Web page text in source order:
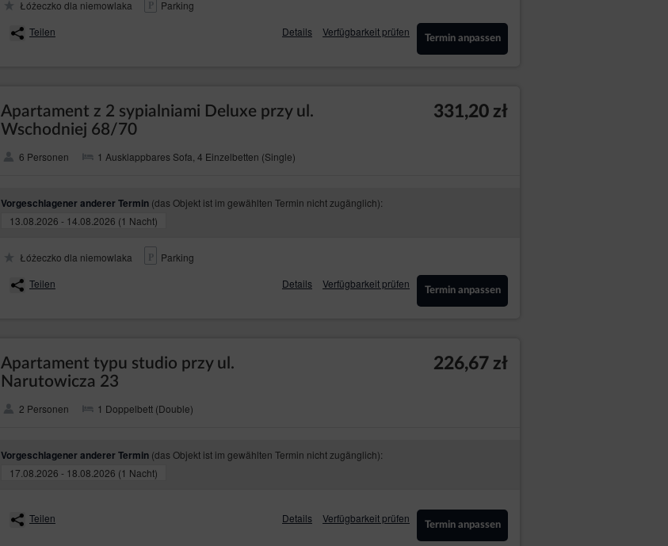
Łóżeczko dla niemowlaka
Parking
Teilen
Details Verfügbarkeit prüfen
Termin anpassen
Apartament z 2 sypialniami Deluxe przy ul.
Wschodniej 68/70
6 Personen 1 Ausklappbares Sofa, 4 Einzelbetten (Single)
331,20 zł
Vorgeschlagener anderer Termin (das Objekt ist im gewählten Termin nicht zugänglich):
13.08.2026 - 14.08.2026 (1 Nacht)
Łóżeczko dla niemowlaka
Parking
Teilen
Details Verfügbarkeit prüfen
Termin anpassen
Apartament typu studio przy ul.
Narutowicza 23
2 Personen 1 Doppelbett (Double)
226,67 zł
Vorgeschlagener anderer Termin (das Objekt ist im gewählten Termin nicht zugänglich):
17.08.2026 - 18.08.2026 (1 Nacht)
Teilen Details Verfügbarkeit prüfen
Termin anpassen